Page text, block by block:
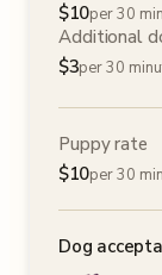
$10per 30
Additional
$3per 30
Puppy rate
$10per 30
Dog